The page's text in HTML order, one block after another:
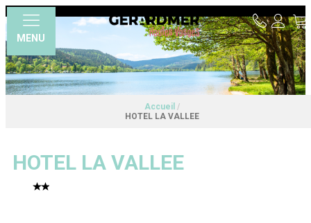
MENU
Accueil /
HOTEL LA VALLEE
HOTEL LA VALLEE